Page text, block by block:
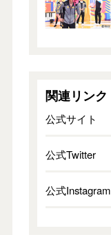
関連リンク
公式サイト
公式Twitter
公式Instagram